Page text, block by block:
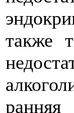
также